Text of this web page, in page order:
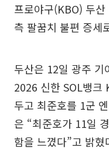
프로야구(KBO) 두
측 팔꿈치 불편 증세
두산은 12일 광주 기
2026 신한 SOL뱅크
두고 최준호를 1군
은 “최준호가 11일
함을 느꼈다”고 밝혔